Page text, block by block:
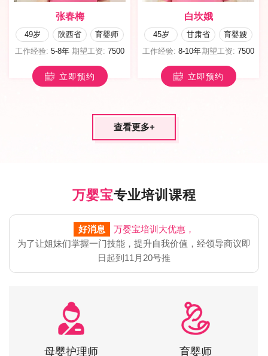
张春梅
49岁 陕西省
育婴师
工作经验: 5-8年 期望工资: 7500
立即预约
白坎娥
45岁 甘肃省
育婴嫂
工作经验:8-10年期望工资: 7500
立即预约
查看更多+
万婴宝专业培训课程
好消息
万婴宝培训大优惠，
为了让姐妹们掌握一门技能，提升自我价值，经领导商议即
日起到11月20号推
母婴护理师 育婴师